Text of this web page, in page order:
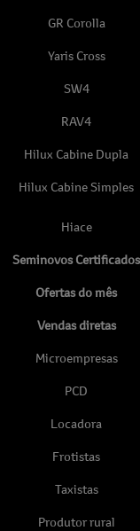
GR Corolla
Yaris Cross
SW4
RAV4
Hilux Cabine Dupla
Hilux Cabine Simples
Hiace
Seminovos Certificados
Ofertas do mês
Vendas diretas
Microempresas
PCD
Locadora
Frotistas
Taxistas
Produtor rural